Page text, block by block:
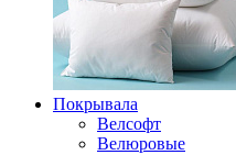
Покрывала
Велсофт
Велюровые